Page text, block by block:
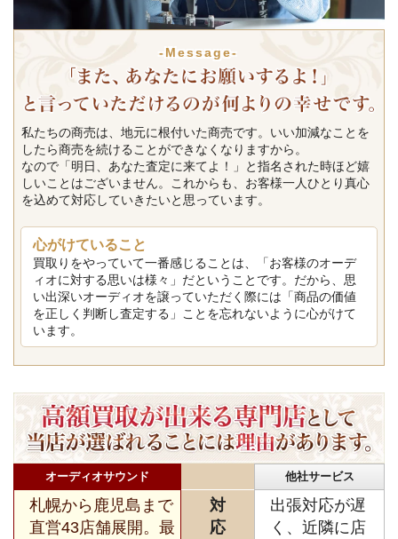
-Message-
私たちの商売は、地元に根付いた商売です。いい加減なことを
したら商売を続けることができなくなりますから。
なので「明日、あなた査定に来てよ！」と指名された時ほど嬉
しいことはございません。これからも、お客様一人ひとり真心
を込めて対応していきたいと思っています。
心がけていること
買取りをやっていて一番感じることは、「お客様のオーデ
ィオに対する思いは様々」だということです。だから、思
い出深いオーディオを譲っていただく際には「商品の価値
を正しく判断し査定する」ことを忘れないように心がけて
います。
オーディオサウンド 他社サービス
札幌から鹿児島まで
直営43店舗展開。最
対
応
出張対応が遅
く、近隣に店